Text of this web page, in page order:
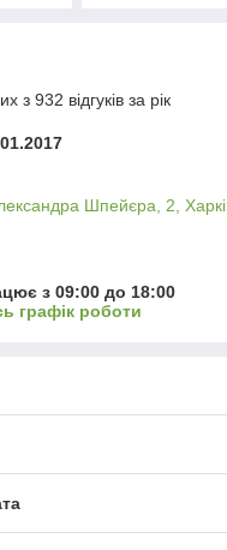
з 932 відгуків за рік
Шпейєра, 2,
з 09:00 до 18:00
графік роботи